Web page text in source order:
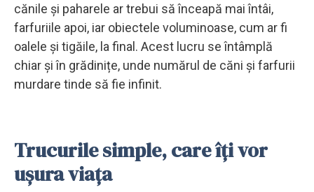
cănile și paharele ar trebui să înceapă mai întâi,
farfuriile apoi, iar obiectele voluminoase, cum ar fi
oalele și tigăile, la final. Acest lucru se întâmplă
chiar și în grădinițe, unde numărul de căni și farfurii
murdare tinde să fie infinit.
Trucurile simple, care îți vor
ușura viața